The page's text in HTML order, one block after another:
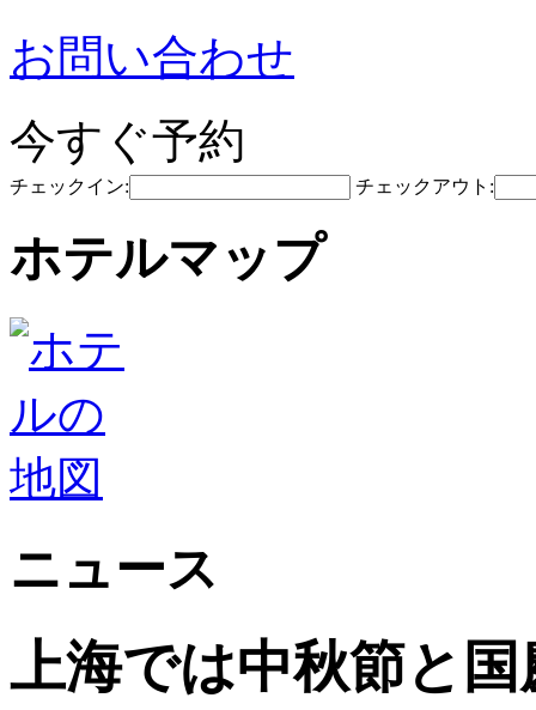
お問い合わせ
今すぐ予約
チェックイン: チェックアウト:
ホテルマップ
ニュース
上海では中秋節と